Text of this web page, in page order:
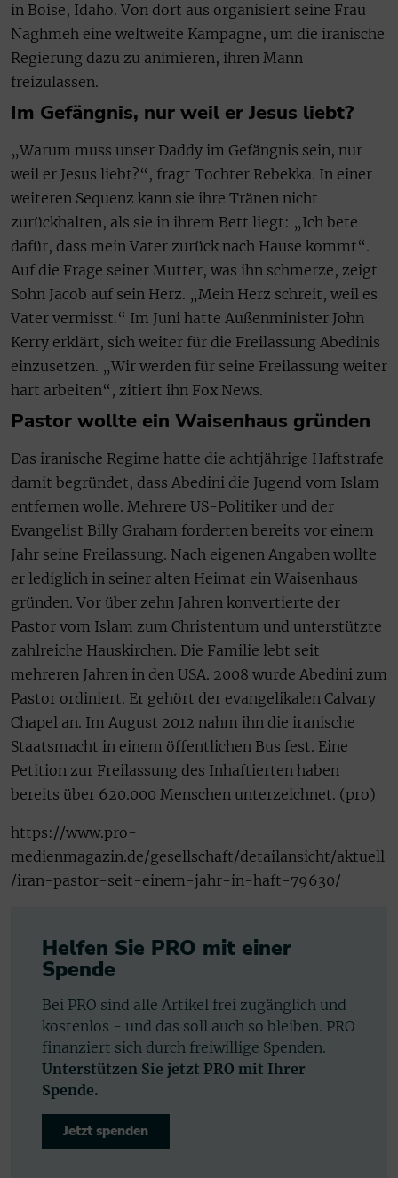
in Boise, Idaho. Von dort aus organisiert seine Frau
Naghmeh eine weltweite Kampagne, um die iranische
Regierung dazu zu animieren, ihren Mann
freizulassen.
Im Gefängnis, nur weil er Jesus liebt?
„Warum muss unser Daddy im Gefängnis sein, nur
weil er Jesus liebt?“, fragt Tochter Rebekka. In einer
weiteren Sequenz kann sie ihre Tränen nicht
zurückhalten, als sie in ihrem Bett liegt: „Ich bete
dafür, dass mein Vater zurück nach Hause kommt“.
Auf die Frage seiner Mutter, was ihn schmerze, zeigt
Sohn Jacob auf sein Herz. „Mein Herz schreit, weil es
Vater vermisst.“ Im Juni hatte Außenminister John
Kerry erklärt, sich weiter für die Freilassung Abedinis
einzusetzen. „Wir werden für seine Freilassung weiter
hart arbeiten“, zitiert ihn Fox News.
Pastor wollte ein Waisenhaus gründen
Das iranische Regime hatte die achtjährige Haftstrafe
damit begründet, dass Abedini die Jugend vom Islam
entfernen wolle. Mehrere US-Politiker und der
Evangelist Billy Graham forderten bereits vor einem
Jahr seine Freilassung. Nach eigenen Angaben wollte
er lediglich in seiner alten Heimat ein Waisenhaus
gründen. Vor über zehn Jahren konvertierte der
Pastor vom Islam zum Christentum und unterstützte
zahlreiche Hauskirchen. Die Familie lebt seit
mehreren Jahren in den USA. 2008 wurde Abedini zum
Pastor ordiniert. Er gehört der evangelikalen Calvary
Chapel an. Im August 2012 nahm ihn die iranische
Staatsmacht in einem öffentlichen Bus fest. Eine
Petition zur Freilassung des Inhaftierten haben
bereits über 620.000 Menschen unterzeichnet. (pro)
https://www.pro-
medienmagazin.de/gesellschaft/detailansicht/aktuell
/iran-pastor-seit-einem-jahr-in-haft-79630/
Helfen Sie PRO mit einer
Spende
Bei PRO sind alle Artikel frei zugänglich und
kostenlos - und das soll auch so bleiben. PRO
finanziert sich durch freiwillige Spenden.
Unterstützen Sie jetzt PRO mit Ihrer
Spende.
Jetzt spenden